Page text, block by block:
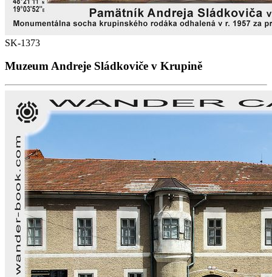
SK-1373
Muzeum Andreje Sládkoviče v Krupině